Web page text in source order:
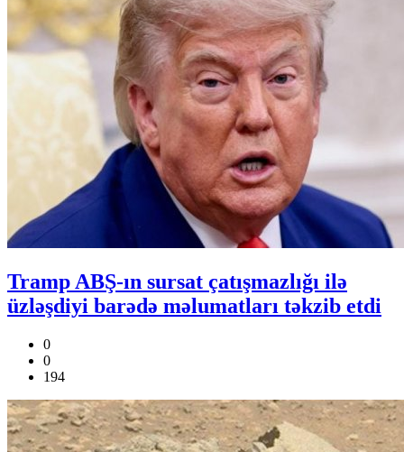
Tramp ABŞ-ın sursat çatışmazlığı ilə
üzləşdiyi barədə məlumatları təkzib etdi
0
0
194